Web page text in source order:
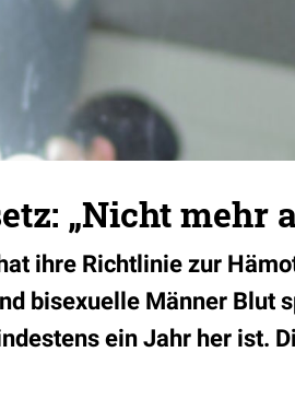
„Nicht mehr
ihre Richtlinie zur
bisexuelle Männer Blut
ein Jahr her ist.